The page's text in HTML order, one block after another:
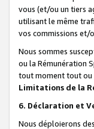
vous (et/ou un tiers
utilisant le même
vos commissions et/
Nous sommes
ou la Rémunération
tout moment tout ou
Limitations de la
6. Déclaration et
Nous déploierons